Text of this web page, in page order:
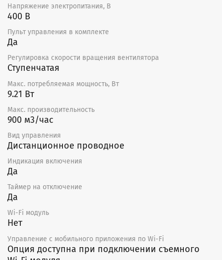
Напряжение электропитания, В
400 В
Пульт управления в комплекте
Да
Регулировка скорости вращения вентилятора
Ступенчатая
Макс. потребляемая мощность, Вт
9.21 Вт
Макс. производительность
900 м3/час
Вид управления
Дистанционное проводное
Индикация включения
Да
Таймер на отключение
Да
Wi-Fi модуль
Нет
Управление c мобильного приложения по Wi-Fi
Опция доступна при подключении съемного